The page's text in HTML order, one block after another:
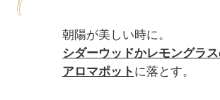
シダーウッドかレモングラ
アロマポット に落とす。